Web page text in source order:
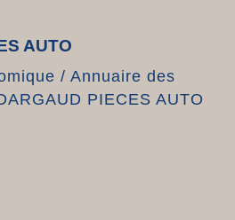
AUTO
/ Annuaire des
PIECES AUTO